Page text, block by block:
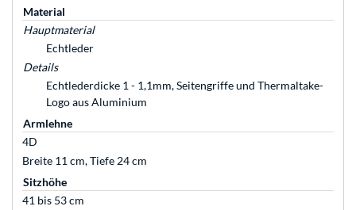
Material
Hauptmaterial
Echtleder
Details
Echtlederdicke 1 - 1,1mm, Seitengriffe und Thermaltake-
Logo aus Aluminium
Armlehne
4D
Breite 11 cm, Tiefe 24 cm
Sitzhöhe
41 bis 53 cm